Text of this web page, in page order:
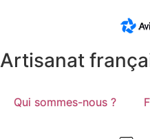
Artisanat
Qui sommes-nous ?